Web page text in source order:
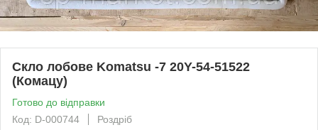
Скло лобове Komatsu -7 20Y-54-51522
(Комацу)
Готово до відправки
Код: D-000744
Роздріб